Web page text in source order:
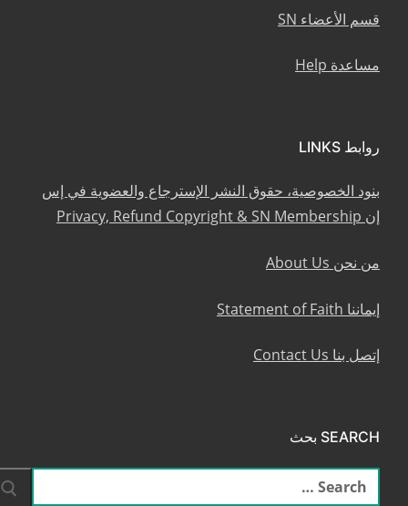
قسم الأعضاء SN
مساعدة Help
روابط LINKS
بنود الخصوصية، حقوق النشر الإسترجاع والعضوية في إس
إن Privacy, Refund Copyright & SN Membership
من نحن About Us
إيماننا Statement of Faith
إتصل بنا Contact Us
SEARCH بحث
البحث